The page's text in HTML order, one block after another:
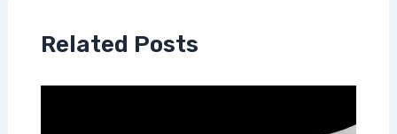
Related Posts